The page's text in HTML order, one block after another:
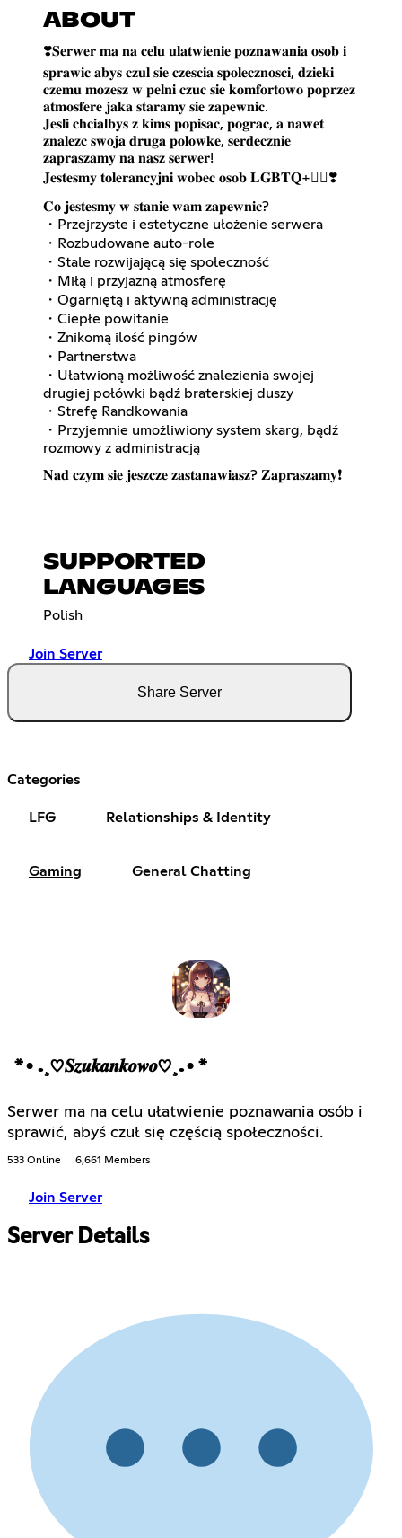
ABOUT
❣️𝐒𝐞𝐫𝐰𝐞𝐫 𝐦𝐚 𝐧𝐚 𝐜𝐞𝐥𝐮 𝐮𝐥𝐚𝐭𝐰𝐢𝐞𝐧𝐢𝐞 𝐩𝐨𝐳𝐧𝐚𝐰𝐚𝐧𝐢𝐚 𝐨𝐬𝐨𝐛 𝐢
𝐬𝐩𝐫𝐚𝐰𝐢𝐜 𝐚𝐛𝐲𝐬 𝐜𝐳𝐮𝐥 𝐬𝐢𝐞 𝐜𝐳𝐞𝐬𝐜𝐢𝐚 𝐬𝐩𝐨𝐥𝐞𝐜𝐳𝐧𝐨𝐬𝐜𝐢, 𝐝𝐳𝐢𝐞𝐤𝐢
𝐜𝐳𝐞𝐦𝐮 𝐦𝐨𝐳𝐞𝐬𝐳 𝐰 𝐩𝐞𝐥𝐧𝐢 𝐜𝐳𝐮𝐜 𝐬𝐢𝐞 𝐤𝐨𝐦𝐟𝐨𝐫𝐭𝐨𝐰𝐨 𝐩𝐨𝐩𝐫𝐳𝐞𝐳
𝐚𝐭𝐦𝐨𝐬𝐟𝐞𝐫𝐞 𝐣𝐚𝐤𝐚 𝐬𝐭𝐚𝐫𝐚𝐦𝐲 𝐬𝐢𝐞 𝐳𝐚𝐩𝐞𝐰𝐧𝐢𝐜.
𝐉𝐞𝐬𝐥𝐢 𝐜𝐡𝐜𝐢𝐚𝐥𝐛𝐲𝐬 𝐳 𝐤𝐢𝐦𝐬 𝐩𝐨𝐩𝐢𝐬𝐚𝐜, 𝐩𝐨𝐠𝐫𝐚𝐜, 𝐚 𝐧𝐚𝐰𝐞𝐭
𝐳𝐧𝐚𝐥𝐞𝐳𝐜 𝐬𝐰𝐨𝐣𝐚 𝐝𝐫𝐮𝐠𝐚 𝐩𝐨𝐥𝐨𝐰𝐤𝐞, 𝐬𝐞𝐫𝐝𝐞𝐜𝐳𝐧𝐢𝐞
𝐳𝐚𝐩𝐫𝐚𝐬𝐳𝐚𝐦𝐲 𝐧𝐚 𝐧𝐚𝐬𝐳 𝐬𝐞𝐫𝐰𝐞𝐫!
𝐉𝐞𝐬𝐭𝐞𝐬𝐦𝐲 𝐭𝐨𝐥𝐞𝐫𝐚𝐧𝐜𝐲𝐣𝐧𝐢 𝐰𝐨𝐛𝐞𝐜 𝐨𝐬𝐨𝐛 𝐋𝐆𝐁𝐓𝐐+🏳️‍🌈❣️
𝐂𝐨 𝐣𝐞𝐬𝐭𝐞𝐬𝐦𝐲 𝐰 𝐬𝐭𝐚𝐧𝐢𝐞 𝐰𝐚𝐦 𝐳𝐚𝐩𝐞𝐰𝐧𝐢𝐜?
・Przejrzyste i estetyczne ułożenie serwera
・Rozbudowane auto-role
・Stale rozwijającą się społeczność
・Miłą i przyjazną atmosferę
・Ogarniętą i aktywną administrację
・Ciepłe powitanie
・Znikomą ilość pingów
・Partnerstwa
・Ułatwioną możliwość znalezienia swojej
drugiej połówki bądź braterskiej duszy
・Strefę Randkowania
・Przyjemnie umożliwiony system skarg, bądź
rozmowy z administracją
𝐍𝐚𝐝 𝐜𝐳𝐲𝐦 𝐬𝐢𝐞 𝐣𝐞𝐬𝐳𝐜𝐳𝐞 𝐳𝐚𝐬𝐭𝐚𝐧𝐚𝐰𝐢𝐚𝐬𝐳? 𝐙𝐚𝐩𝐫𝐚𝐬𝐳𝐚𝐦𝐲❗️
SUPPORTED
LANGUAGES
Polish
Join Server
Share Server
Categories
LFG Relationships & Identity
Gaming General Chatting
*•.¸♡𝑺𝒛𝒖𝒌𝒂𝒏𝒌𝒐𝒘𝒐♡¸.•*
Serwer ma na celu ułatwienie poznawania osób i
sprawić, abyś czuł się częścią społeczności.
533 Online 6,661 Members
Join Server
Server Details